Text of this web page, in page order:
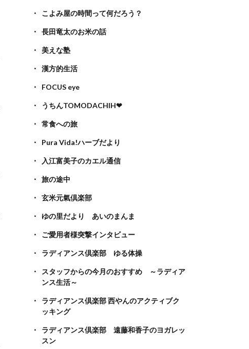
こよみ屋の時間って何だろう？
長田竜太のお米の話
美えな塾
漢方的生活
FOCUS eye
うちんTOMODACHIH❤
常食への旅
Pura Vida!ハーブだより
入江富美子のカエル通信
旅の途中
玄米元氣倶楽部
ゆの里だより あいのまんま
ご愛用者様突撃インタビュー
ラディアンス倶楽部 ゆる体操
スタッフからの今月のおすすめ ～ラディア
ンス生活～
ラディアンス倶楽部 西やんのアクティブク
ッキング
ラディアンス倶楽部 遠藤和香子のヨガレッ
スン